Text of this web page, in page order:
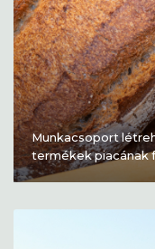
Munkacsoport
termékek piacának